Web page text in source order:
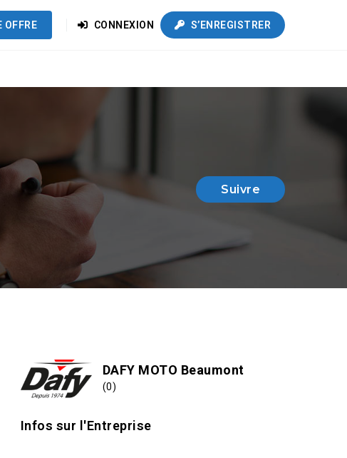
OFFRE CONNEXION S’ENREGISTRER
Suivre
DAFY MOTO Beaumont
(0)
Infos sur l'Entreprise